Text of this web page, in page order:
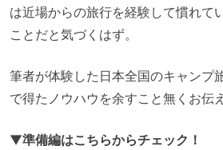
は近場からの旅行を経験して慣れて
ことだと気づくはず。
筆者が体験した日本全国のキャンプ
で得たノウハウを余すこと無くお伝
▼準備編はこちらからチェック！